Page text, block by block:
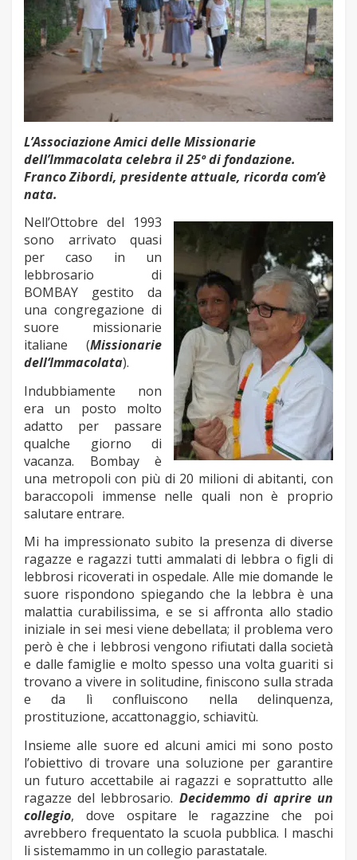
L’Associazione Amici delle Missionarie
dell’Immacolata celebra il 25º di fondazione.
Franco Zibordi, presidente attuale, ricorda com’è
nata.
Nell’Ottobre del 1993
sono arrivato quasi
per caso in un
lebbrosario di
BOMBAY gestito da
una congregazione di
suore missionarie
italiane (Missionarie
dell‘Immacolata).
Indubbiamente non
era un posto molto
adatto per passare
qualche giorno di
vacanza. Bombay è
una metropoli con più di 20 milioni di abitanti, con
baraccopoli immense nelle quali non è proprio
salutare entrare.
Mi ha impressionato subito la presenza di diverse
ragazze e ragazzi tutti ammalati di lebbra o figli di
lebbrosi ricoverati in ospedale. Alle mie domande le
suore rispondono spiegando che la lebbra è una
malattia curabilissima, e se si affronta allo stadio
iniziale in sei mesi viene debellata; il problema vero
però è che i lebbrosi vengono rifiutati dalla società
e dalle famiglie e molto spesso una volta guariti si
trovano a vivere in solitudine, finiscono sulla strada
e da lì confluiscono nella delinquenza,
prostituzione, accattonaggio, schiavitù.
Insieme alle suore ed alcuni amici mi sono posto
l’obiettivo di trovare una soluzione per garantire
un futuro accettabile ai ragazzi e soprattutto alle
ragazze del lebbrosario. Decidemmo di aprire un
collegio, dove ospitare le ragazzine che poi
avrebbero frequentato la scuola pubblica. I maschi
li sistemammo in un collegio parastatale.